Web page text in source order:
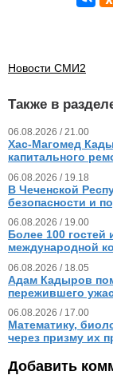
Новости СМИ2
Также в
06.08.2026 / 21.00
Хас-Магомед
капитального
06.08.2026 / 19.18
В Чеченской
безопасности и
06.08.2026 / 19.00
Более 100 гостей
международной
06.08.2026 / 18.05
Адам Кадыров
пережившего
06.08.2026 / 17.00
Математику,
через призму их
Добавить